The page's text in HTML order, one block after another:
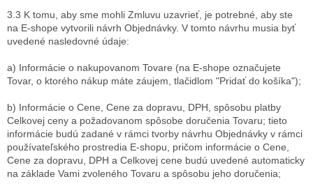
3.3 K tomu, aby sme mohli Zmluvu uzavrieť, je potrebné, aby ste
na E-shope vytvorili návrh Objednávky. V tomto návrhu musia byť
uvedené nasledovné údaje:
a) Informácie o nakupovanom Tovare (na E-shope označujete
Tovar, o ktorého nákup máte záujem, tlačidlom "Pridať do košíka");
b) Informácie o Cene, Cene za dopravu, DPH, spôsobu platby
Celkovej ceny a požadovanom spôsobe doručenia Tovaru; tieto
informácie budú zadané v rámci tvorby návrhu Objednávky v rámci
používateľského prostredia E-shopu, pričom informácie o Cene,
Cene za dopravu, DPH a Celkovej cene budú uvedené automaticky
na základe Vami zvoleného Tovaru a spôsobu jeho doručenia;